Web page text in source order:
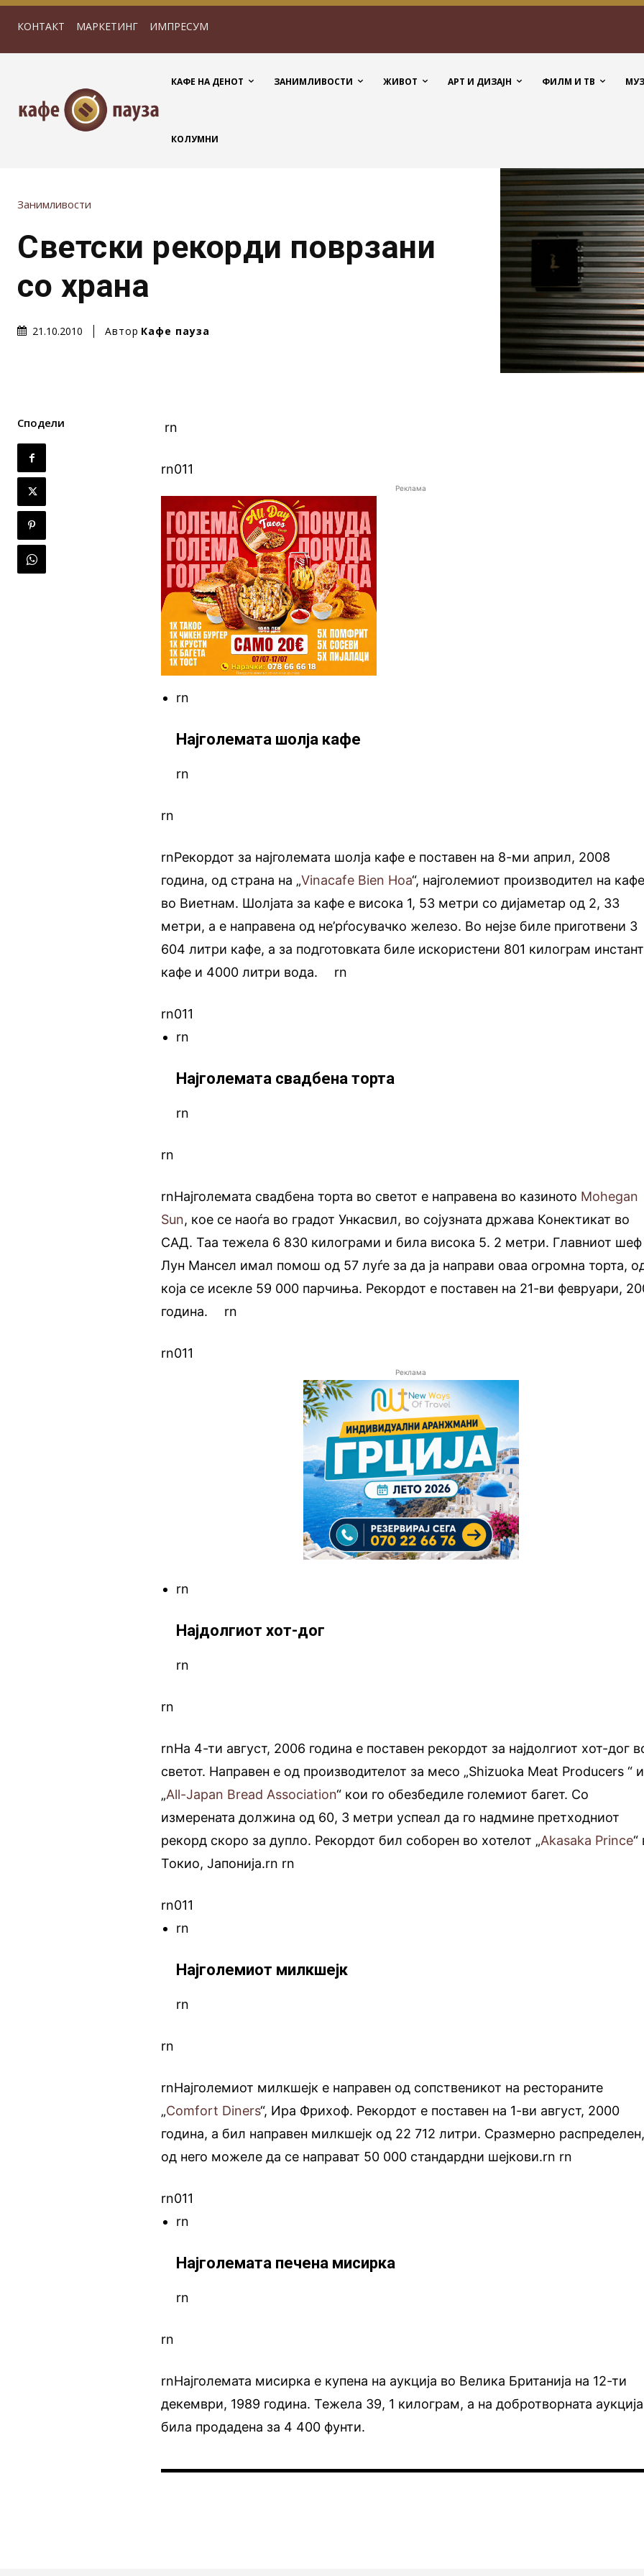
КОНТАКТ МАРКЕТИНГ ИМПРЕСУМ
КАФЕ НА ДЕНОТ ЗАНИМЛИВОСТИ ЖИВОТ АРТ И ДИЗАЈН ФИЛМ И ТВ
КОЛУМНИ
Занимливости
Светски рекорди поврзани
со храна
21.10.2010 Автор Кафе пауза
Сподели rn
rn011
Реклама
rn
Најголемата шолја кафе
rn
rn
rnРекордот за најголемата шолја кафе е поставен на 8-ми април, 2008
година, од страна на „Vinacafe Bien Hoa“, најголемиот производител на
во Виетнам. Шолјата за кафе е висока 1, 53 метри со дијаметар од 2, 33
метри, а е направена од не’рѓосувачко железо. Во нејзе биле приготвени 3
604 литри кафе, а за подготовката биле искористени 801 килограм инстант
кафе и 4000 литри вода.
rn
rn011
rn
Најголемата свадбена торта
rn
rn
rnНајголемата свадбена торта во светот е направена во казиното Mohegan
Sun, кое се наоѓа во градот Ункасвил, во сојузната држава Конектикат во
САД. Таа тежела 6 830 килограми и била висока 5. 2 метри. Главниот шеф
Лун Мансел имал помош од 57 луѓе за да ја направи оваа огромна торта,
која се исекле 59 000 парчиња. Рекордот е поставен на 21-ви февруари,
година.
rn
rn011
Реклама
rn
Најдолгиот хот-дог
rn
rn
rnНа 4-ти август, 2006 година е поставен рекордот за најдолгиот хот-дог
светот. Направен е од производителот за месо „Shizuoka Meat Producers “ и
„All-Japan Bread Association“ кои го обезбедиле големиот багет. Со
измерената должина од 60, 3 метри успеал да го надмине претходниот
рекорд скоро за дупло. Рекордот бил соборен во хотелот „Akasaka Prince“
Токио, Јапонија.rn rn
rn011
rn
Најголемиот милкшејк
rn
rn
rnНајголемиот милкшејк е направен од сопственикот на рестораните
„Comfort Diners“, Ира Фрихоф. Рекордот е поставен на 1-ви август, 2000
година, а бил направен милкшејк од 22 712 литри. Сразмерно
од него можеле да се направат 50 000 стандардни шејкови.rn rn
rn011
rn
Најголемата печена мисирка
rn
rn
rnНајголемата мисирка е купена на аукција во Велика Британија на 12-ти
декември, 1989 година. Тежела 39, 1 килограм, а на добротворната аукција
била продадена за 4 400 фунти.